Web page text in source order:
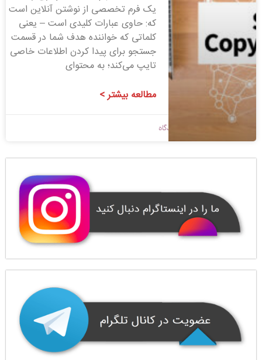
یک فرم تخصصی از نوشتن آنلاین است
که: حاوی عبارات کلیدی است – یعنی
کلماتی که خواننده هدف شما در قسمت
جستجو برای پیدا کردن اطلاعات خاصی
تایپ می‌کند؛ به محتوای
مطالعه بیشتر >
بدون دیدگاه